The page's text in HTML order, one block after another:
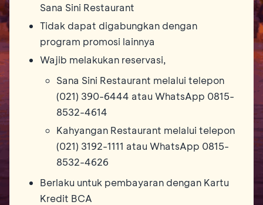
Sana Sini Restaurant
Tidak dapat digabungkan dengan
program promosi lainnya
Wajib melakukan reservasi,
Sana Sini Restaurant melalui telepon
(021) 390-6444 atau WhatsApp 0815-
8532-4614
Kahyangan Restaurant melalui telepon
(021) 3192-1111 atau WhatsApp 0815-
8532-4626
Berlaku untuk pembayaran dengan Kartu
Kredit BCA